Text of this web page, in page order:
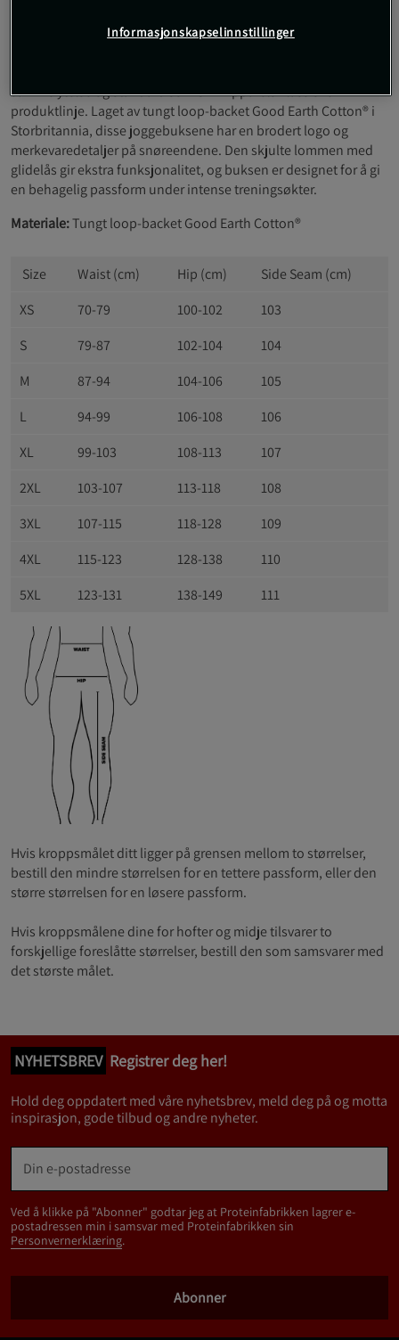
Skjult lomme med glidelås
Begrenset utgave
samme ytelse og standard som SBD Apparels klassiske
produktlinje. Laget av tungt loop-backet Good Earth Cotton® i
Storbritannia, disse joggebuksene har en brodert logo og
merkevaredetaljer på snøreendene. Den skjulte lommen med
glidelås gir ekstra funksjonalitet, og buksen er designet for å gi
en behagelig passform under intense treningsøkter.
Materiale:Tungt loop-backet Good Earth Cotton®
Size Waist (cm) Hip (cm)
Side Seam (cm)
XS
70-79 100-102
103
S
79-87 102-104
104
M
87-94 104-106
105
L
94-99 106-108
106
XL
99-103 108-113
107
2XL
103-107 113-118
108
3XL
107-115 118-128
109
4XL
115-123 128-138
110
5XL
123-131 138-149 111
Hvis kroppsmålet ditt ligger på grensen mellom to størrelser,
bestill den mindre størrelsen for en tettere passform, eller den
større størrelsen for en løsere passform.
Hvis kroppsmålene dine for hofter og midje tilsvarer to
forskjellige foreslåtte størrelser, bestill den som samsvarer med
det største målet.
NYHETSBREV Registrer deg her!
Hold deg oppdatert med våre nyhetsbrev, meld deg på og motta
inspirasjon, gode tilbud og andre nyheter.
Ved å klikke på "Abonner" godtar jeg at Proteinfabrikken lagrer e-
postadressen min i samsvar med Proteinfabrikken sin
Personvernerklæring.
Abonner
Informasjonskapselinnstillinger